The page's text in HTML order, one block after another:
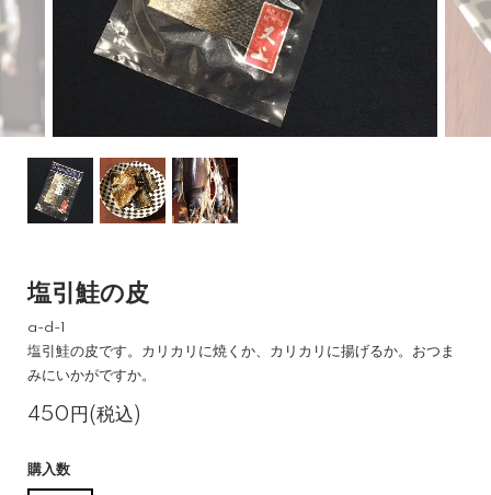
塩引鮭の皮
a-d-1
塩引鮭の皮です。カリカリに焼くか、カリカリに揚げるか。おつま
みにいかがですか。
450円(税込)
購入数